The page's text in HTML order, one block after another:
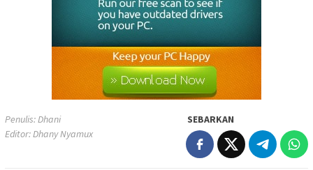
Penulis: Dhani
Editor: Dhany Nyamux
SEBARKAN